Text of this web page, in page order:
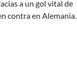
a un gol vital de
contra en Alemania.